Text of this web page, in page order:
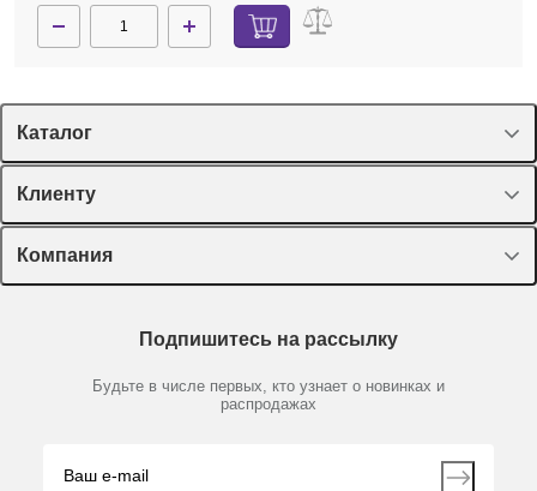
Каталог
Спецпредложения
Оборудование, приборы
Пластик, стекло, принадлежности
Химические реактивы, препараты, наборы
Производители
Клиенту
Лекторий Диаэм
Доставка и оплата
Мобильное приложение
Компания
Партнеры
Контакты
Подпишитесь на рассылку
Будьте в числе первых, кто узнает о новинках и
распродажах